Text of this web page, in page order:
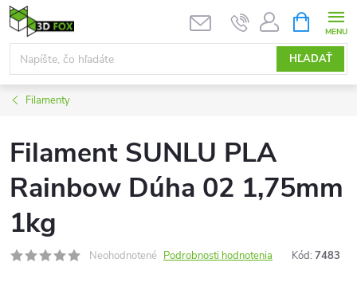
Prejsť
na
obsah
HĽADAŤ
KOŠÍK
Filamenty
Filament SUNLU PLA
Rainbow Dúha 02 1,75mm
1kg
Neohodnotené Podrobnosti hodnotenia Kód: 7483